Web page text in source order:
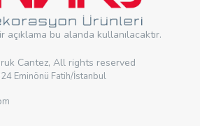
açıklama bu alanda kullanılacaktır.
Cantez, All rights reserved
Eminönü Fatih/İstanbul